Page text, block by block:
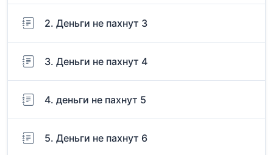
2. Деньги не пахнут 3
3. Деньги не пахнут 4
4. деньги не пахнут 5
5. Деньги не пахнут 6